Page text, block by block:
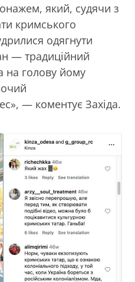
який, судячи з
кримського
одягнути
— традиційний
на голову йому
— коментує Західа.